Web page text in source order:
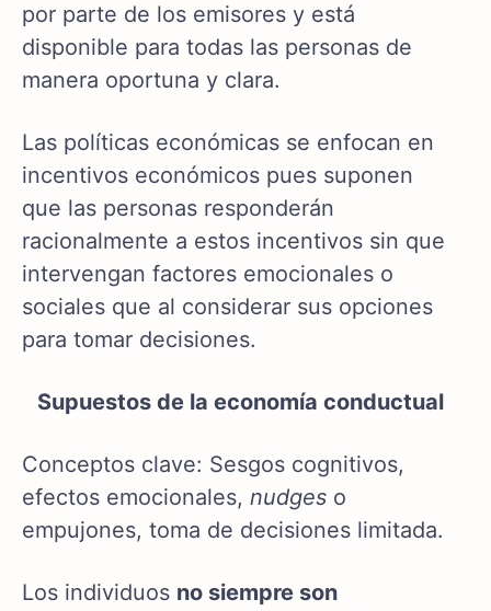
por parte de los emisores y está
disponible para todas las personas de
manera oportuna y clara.
Las políticas económicas se enfocan en
incentivos económicos pues suponen
que las personas responderán
racionalmente a estos incentivos sin que
intervengan factores emocionales o
sociales que al considerar sus opciones
para tomar decisiones.
Supuestos de la economía conductual
Conceptos clave: Sesgos cognitivos,
efectos emocionales, nudges o
empujones, toma de decisiones limitada.
Los individuos no siempre son